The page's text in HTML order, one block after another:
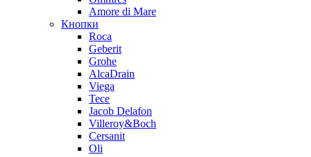
Amore di Mare
Кнопки
Roca
Geberit
Grohe
AlcaDrain
Viega
Tece
Jacob Delafon
Villeroy&Boch
Cersanit
Oli